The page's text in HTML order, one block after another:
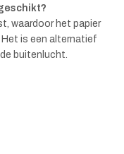
waardoor het papier
is een alternatief
buitenlucht.